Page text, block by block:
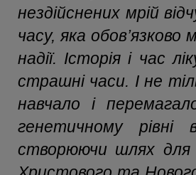
нездійснених мрій
часу, яка
надії. Історія і час
страшні часи. І не
навчало і
генетичному рівні
створюючи шлях для